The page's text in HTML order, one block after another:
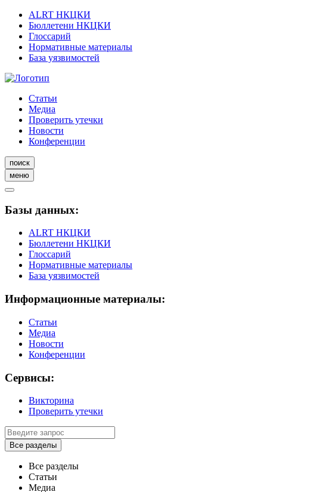
ALRT НКЦКИ
Бюллетени НКЦКИ
Глоссарий
Нормативные материалы
База уязвимостей
Статьи
Медиа
Проверить утечки
Новости
Конференции
поиск
меню
Базы данных:
ALRT НКЦКИ
Бюллетени НКЦКИ
Глоссарий
Нормативные материалы
База уязвимостей
Информационные материалы:
Статьи
Медиа
Новости
Конференции
Сервисы:
Викторина
Проверить утечки
Все разделы
Все разделы
Статьи
Медиа